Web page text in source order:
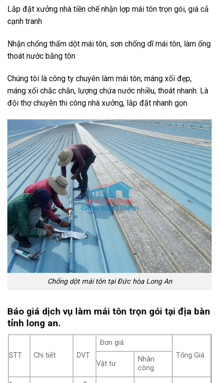
Lắp đặt xưởng nhà tiền chế nhận lợp mái tôn trọn gói, giá cả
cạnh tranh
Nhận chống thấm dột mái tôn, sơn chống dĩ mái tôn, làm ống
thoát nước bằng tôn
Chúng tôi là công ty chuyên làm mái tôn, máng xối đẹp,
máng xối chắc chắn, lượng chứa nước nhiều, thoát nhanh. Là
đội thợ chuyên thi công nhà xưởng, lắp đặt nhanh gọn.
Chống dột mái tôn tại Đức hòa Long An
Báo giá dịch vụ làm mái tôn trọn gói tại địa bàn
tỉnh long an.
STT Chi tiết DVT
Đơn giá
Tổng Giá
Vật tư
Nhân
công